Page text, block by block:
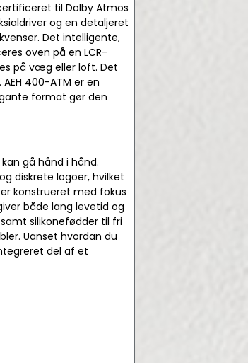
til Dolby Atmos
og en detaljeret
Det intelligente,
oven på en LCR-
på væg eller loft. Det
400-ATM er en
format gør den
gå hånd i hånd.
diskrete logoer, hvilket
konstrueret med fokus
både lang levetid og
silikonefødder til fri
Uanset hvordan du
del af et